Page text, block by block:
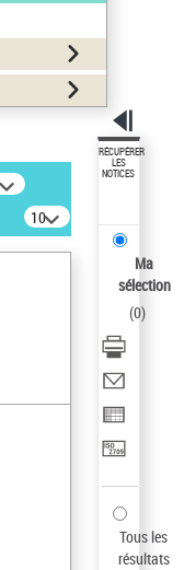
10
résultats/page
RÉCUPÉRER
LES
NOTICES
Ma
sélection
(0)
Tous les
résultats